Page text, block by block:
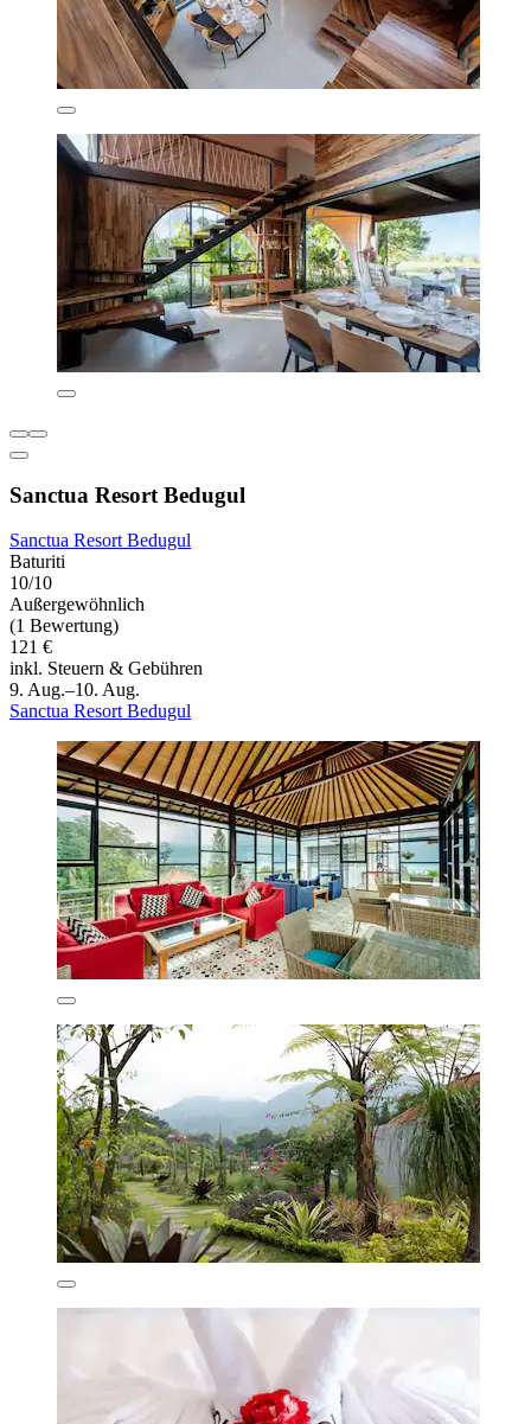
Sanctua Resort Bedugul
Sanctua Resort Bedugul
Baturiti
10/10
Außergewöhnlich
(1 Bewertung)
121 €
inkl. Steuern & Gebühren
9. Aug.–10. Aug.
Sanctua Resort Bedugul